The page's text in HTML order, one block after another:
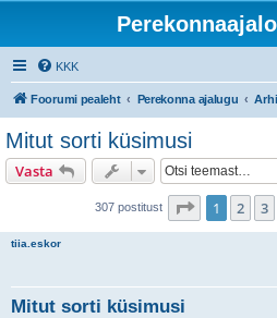
KKK
Foorumi pealeht Perekonna ajalugu
Mitut sorti küsimusi
Vasta
307 postitust 1 . leht11 -st
1 2 3
tiia.eskor
Mitut sorti küsimusi